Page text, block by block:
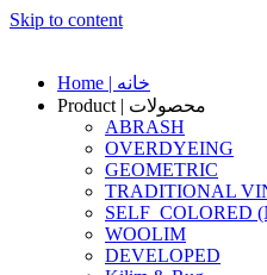
Skip to content
Home | خانه
Product | محصولات
ABRASH
OVERDYEING
GEOMETRIC
TRADITIONAL
SELF_COLORED
WOOLIM
DEVELOPED